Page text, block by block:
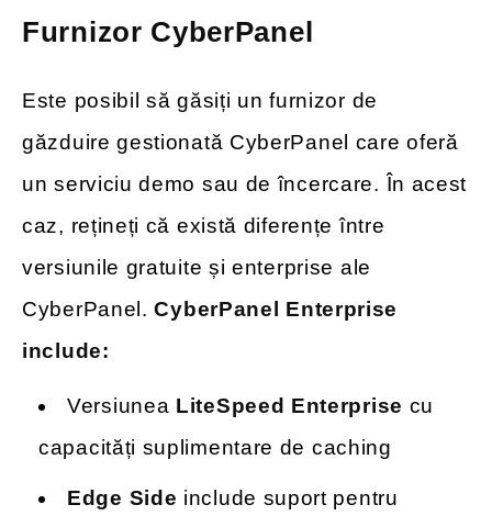
Furnizor CyberPanel
Este posibil să găsiți un furnizor de
găzduire gestionată CyberPanel care oferă
un serviciu demo sau de încercare. În acest
caz, rețineți că există diferențe între
versiunile gratuite și enterprise ale
CyberPanel.CyberPanel Enterprise
include:
Versiunea LiteSpeed Enterprise cu
capacități suplimentare de caching
Edge Side include suport pentru